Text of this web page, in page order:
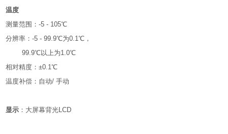
温度
测量范围：-5 - 105℃
分辨率：-5 - 99.9℃为0.1℃，
99.9℃以上为1.0℃
相对精度：±0.1℃
温度补偿：自动/ 手动
显示 ：大屏幕背光LCD